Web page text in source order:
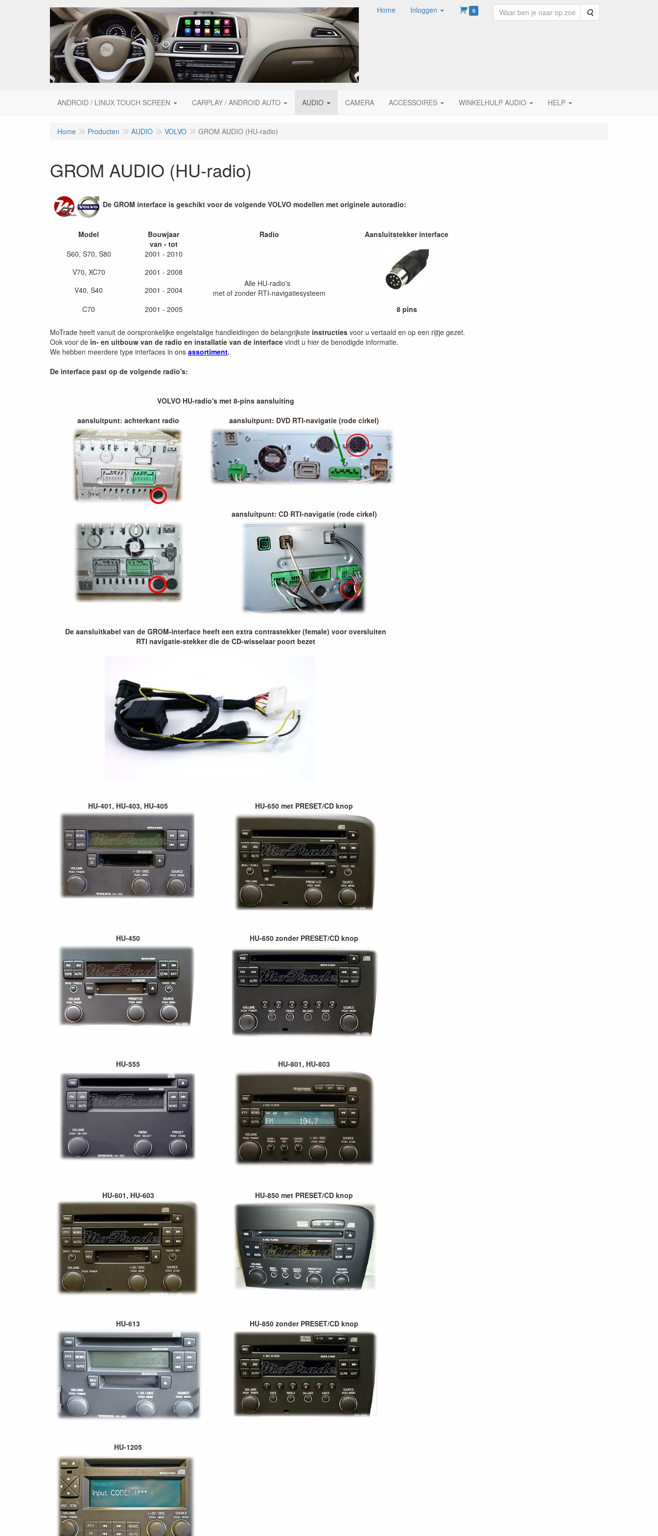
Home Inloggen 0 Zoeken
ANDROID / LINUX TOUCH SCREEN CARPLAY / ANDROID AUTO AUDIO CAMERA ACCESSOIRES WINKELHULP AUDIO HELP
Home Producten AUDIO VOLVO GROM AUDIO (HU-radio)
GROM AUDIO (HU-radio)
De GROM interface is geschikt voor de volgende VOLVO modellen met originele autoradio:
Model
Bouwjaar
van - tot
Radio
Aansluitstekker interface
S60, S70, S80
2001 - 2010
Alle HU-radio's
met of zonder RTI-navigatiesysteem
V70, XC70
2001 - 2008
V40, S40
2001 - 2004
C70
2001 - 2005 8 pins
MoTrade heeft vanuit de oorspronkelijke engelstalige handleidingen de belangrijkste instructies voor u vertaald en op een rijtje gezet.
Ook voor de in- en uitbouw van de radio en installatie van de interface vindt u hier de benodigde informatie.
We hebben meerdere type interfaces in ons assortiment.
De interface past op de volgende radio's:
VOLVO HU-radio's met 8-pins aansluiting
aansluitpunt: achterkant radio
aansluitpunt: DVD RTI-navigatie (rode cirkel)
aansluitpunt: CD RTI-navigatie (rode cirkel)
De aansluitkabel van de GROM-interface heeft een extra contrastekker (female) voor oversluiten
RTI navigatie-stekker die de CD-wisselaar poort bezet
HU-401, HU-403, HU-405 HU-650 met PRESET/CD knop
HU-450 HU-650 zonder PRESET/CD knop
HU-555 HU-801, HU-803
HU-601, HU-603 HU-850 met PRESET/CD knop
HU-613 HU-850 zonder PRESET/CD knop
HU-1205